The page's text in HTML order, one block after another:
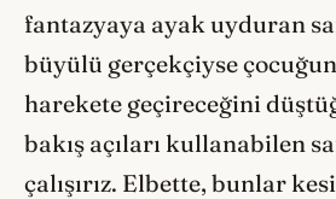
fantazyaya ayak uyduran
büyülü gerçekçiyse
harekete geçireceğini
bakış açıları kullanabilen
çalışırız. Elbette, bunlar